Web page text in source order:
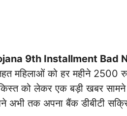
9th Installment Bad
महिलाओं को हर महीने 2500
को लेकर एक बड़ी खबर
तक अपना बैंक डीबीटी